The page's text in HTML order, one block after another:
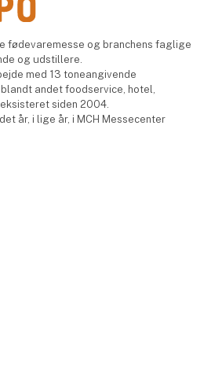
fødevaremesse og branchens faglige
og udstillere.
med 13 toneangivende
andet foodservice, hotel,
siden 2004.
år, i lige år, i MCH Messecenter